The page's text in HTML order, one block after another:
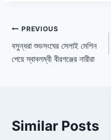
b
o
o
d
s
n n
dl
PREVIOUS
বসুন্ধরা শুভসংঘের সেলাই মেশিন
পেয়ে স্বাবলম্বী বীরগঞ্জের নারীরা
Similar Posts